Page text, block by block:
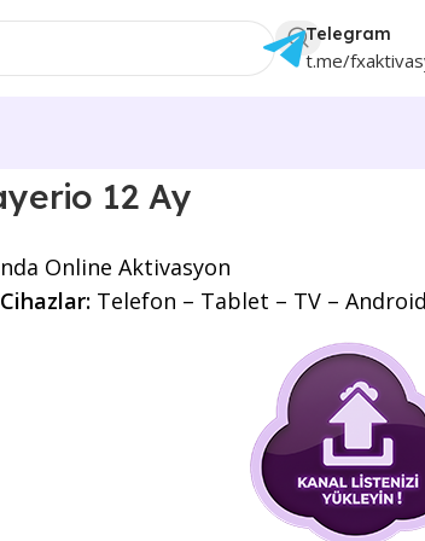
Telegram
t.me/
12 Ay
Online Aktivasyon
Telefon – Tablet – TV –